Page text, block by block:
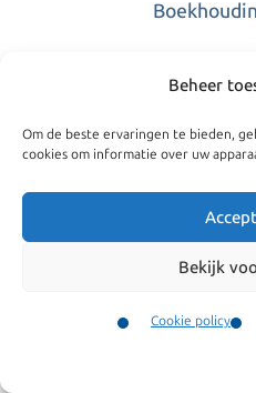
Beheer
Om de beste ervaringen te bieden,
cookies om informatie over uw
Bekijk
Cookie policy
Walter Bordes
Walter verzorgt de
heeft al ruim 30 jaar ervaring